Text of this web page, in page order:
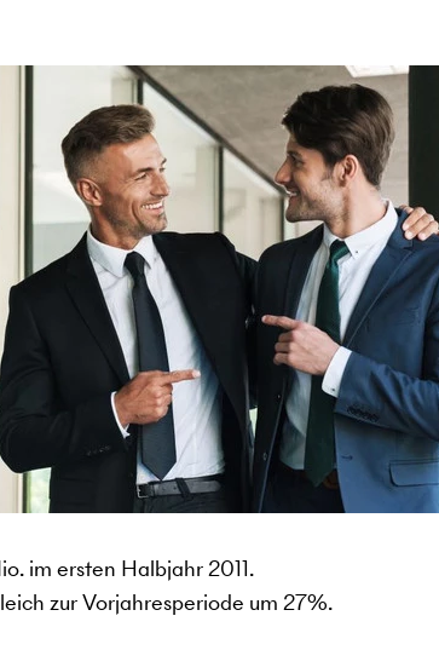
im ersten Halbjahr 2011.
zur Vorjahresperiode um 27%.